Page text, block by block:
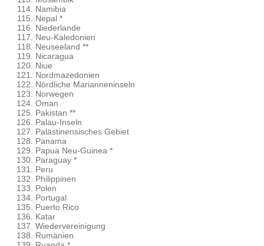
Namibia
Nepal *
Niederlande
Neu-Kaledonien
Neuseeland **
Nicaragua
Niue
Nordmazedonien
Nördliche Marianneninseln
Norwegen
Oman
Pakistan **
Palau-Inseln
Palästinensisches Gebiet
Panama
Papua Neu-Guinea *
Paraguay *
Peru
Philippinen
Polen
Portugal
Puerto Rico
Katar
Wiedervereinigung
Rumänien